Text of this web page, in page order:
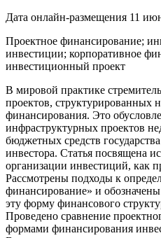
Дата онлайн-размещения 11
Проектное финансирование;
инвестиции; корпоративное
инвестиционный проект
В мировой практике
проектов, структурированных
финансирования. Это
инфраструктурных проектов
бюджетных средств
инвестора. Статья посвящена
организации инвестиций, как
Рассмотрены подходы к
финансирование» и
эту форму финансового
Проведено сравнение
формами финансирования